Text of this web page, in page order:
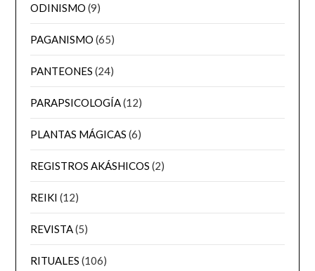
ODINISMO (9)
PAGANISMO (65)
PANTEONES (24)
PARAPSICOLOGÍA(12)
PLANTAS MÁGICAS (6)
REGISTROS AKÁSHICOS (2)
REIKI (12)
REVISTA(5)
RITUALES (106)